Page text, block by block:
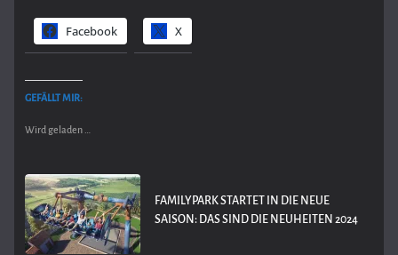
Facebook X
GEFÄLLT MIR:
Wird geladen …
FAMILYPARK STARTET IN DIE NEUE
SAISON: DAS SIND DIE NEUHEITEN 2024